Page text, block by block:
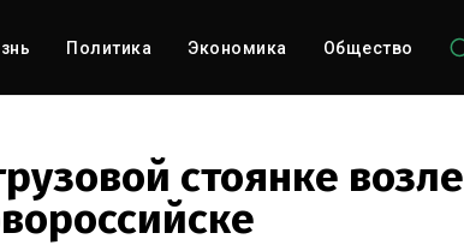
Политика Экономика Общество
стоянке возле